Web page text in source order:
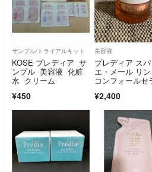
サンプル/トライアルキット
KOSE プレディア サ
ンプル 美容液 化粧
水 クリーム
¥450
美容液
プレディア スパ
エ・メール リ
コンフォールセ
¥2,400